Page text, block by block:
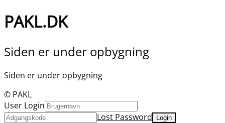
PAKL.DK
Siden er under opbygning
Siden er under opbygning
© PAKL
User Login
Lost Password